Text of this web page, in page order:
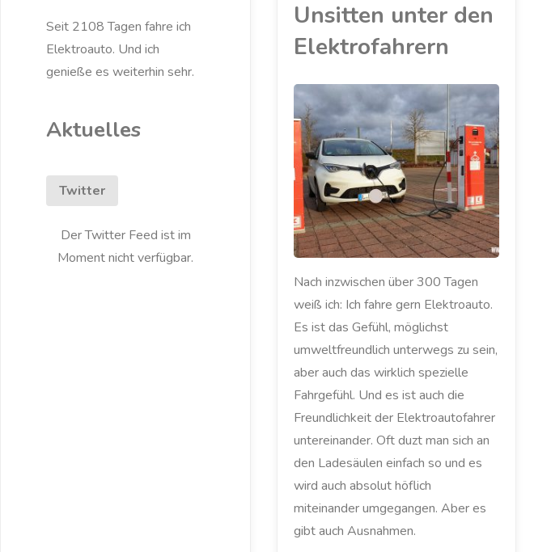
Unsitten unter den
Elektrofahrern
ELEKTROAUTO
KOMMENTAR
Nach inzwischen über 300 Tagen
weiß ich: Ich fahre gern Elektroauto.
Es ist das Gefühl, möglichst
umweltfreundlich unterwegs zu sein,
aber auch das wirklich spezielle
Fahrgefühl. Und es ist auch die
Freundlichkeit der Elektroautofahrer
untereinander. Oft duzt man sich an
den Ladesäulen einfach so und es
wird auch absolut höflich
miteinander umgegangen. Aber es
gibt auch Ausnahmen.
Seit 2108 Tagen fahre ich
Elektroauto. Und ich
genieße es weiterhin sehr.
Aktuelles
Twitter
Der Twitter Feed ist im
Moment nicht verfügbar.